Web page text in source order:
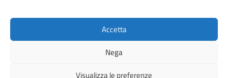
Accetta
Nega
Visualizza le preferenze
Instagram